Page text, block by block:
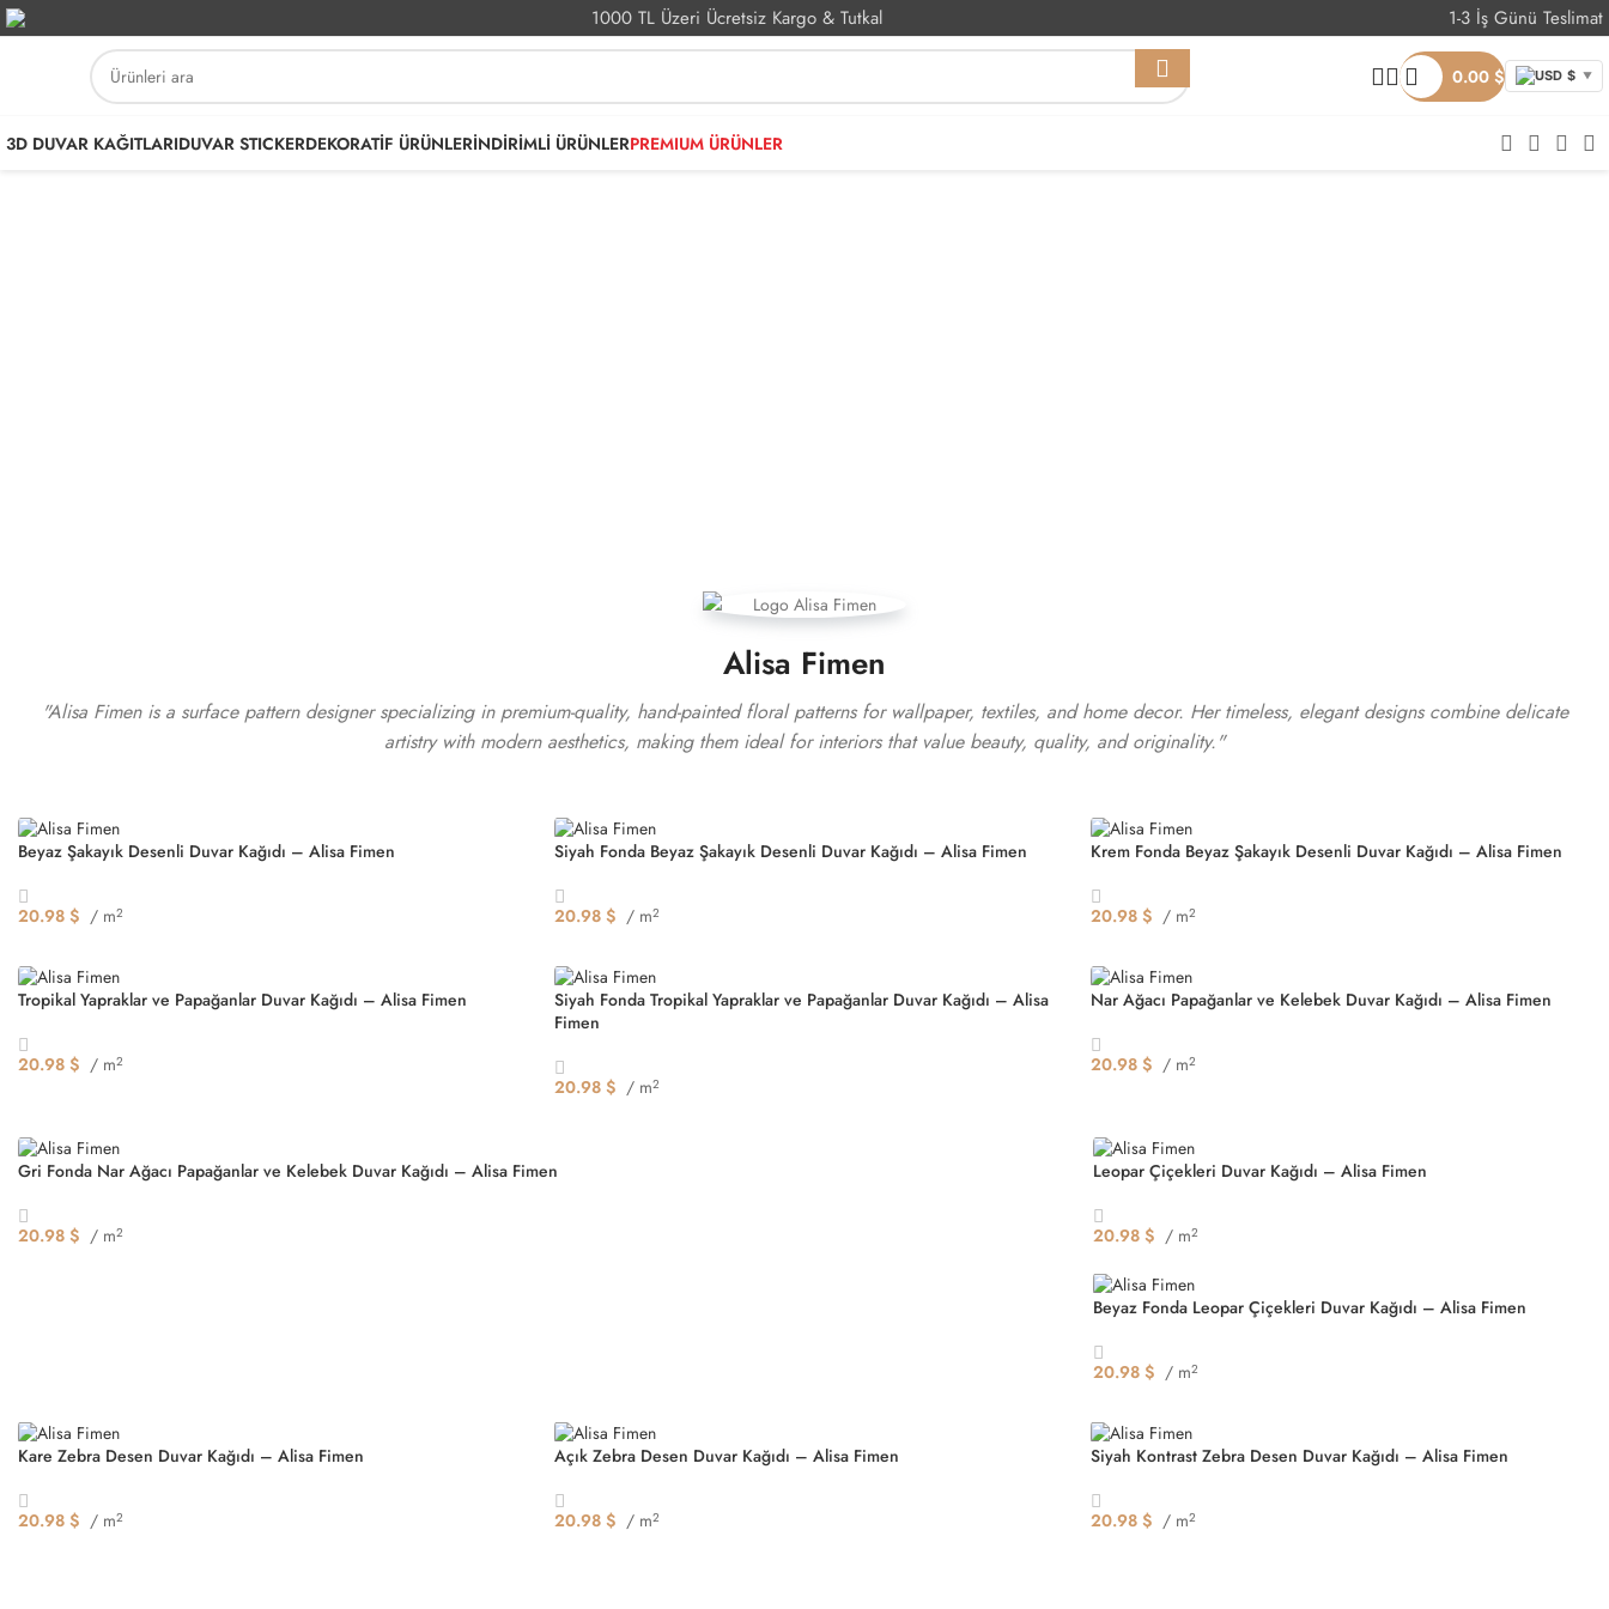
1000 TL Üzeri Ücretsiz Kargo & Tutkal 1-3 İş Günü Teslimat
0.00 $ USD $ ▼
3D DUVAR KAĞITLARIDUVAR STICKERDEKORATİF ÜRÜNLERİNDİRİMLİ ÜRÜNLERPREMIUM ÜRÜNLER
Alisa Fimen
"Alisa Fimen is a surface pattern designer specializing in premium-quality, hand-painted floral patterns for wallpaper, textiles, and home decor. Her timeless, elegant designs combine delicate
artistry with modern aesthetics, making them ideal for interiors that value beauty, quality, and originality."
Beyaz Şakayık Desenli Duvar Kağıdı – Alisa Fimen
20.98 $ / m2
Siyah Fonda Beyaz Şakayık Desenli Duvar Kağıdı – Alisa Fimen
20.98 $ / m2
Krem Fonda Beyaz Şakayık Desenli Duvar Kağıdı – Alisa Fimen
20.98 $ / m2
Tropikal Yapraklar ve Papağanlar Duvar Kağıdı – Alisa Fimen
20.98 $ / m2
Siyah Fonda Tropikal Yapraklar ve Papağanlar Duvar Kağıdı – Alisa
Fimen
20.98 $ / m2
Nar Ağacı Papağanlar ve Kelebek Duvar Kağıdı – Alisa Fimen
20.98 $ / m2
Gri Fonda Nar Ağacı Papağanlar ve Kelebek Duvar Kağıdı – Alisa Fimen
20.98 $ / m2
Leopar Çiçekleri Duvar Kağıdı – Alisa Fimen
20.98$ / m2
Beyaz Fonda Leopar Çiçekleri Duvar Kağıdı – Alisa Fimen
20.98$ / m2
Kare Zebra Desen Duvar Kağıdı – Alisa Fimen
20.98 $ / m2
Açık Zebra Desen Duvar Kağıdı – Alisa Fimen
20.98 $ / m2
Siyah Kontrast Zebra Desen Duvar Kağıdı – Alisa Fimen
20.98 $ / m2